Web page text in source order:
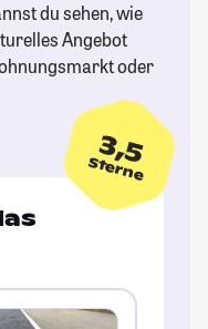
du sehen, wie
Angebot
oder
3,5
Sterne